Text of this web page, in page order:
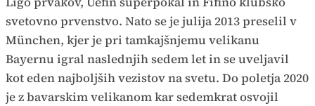
svetovno prvenstvo. Nato se je julija 2013 preselil v
München, kjer je pri tamkajšnjemu velikanu
Bayernu igral naslednjih sedem let in se uveljavil
kot eden najboljših vezistov na svetu. Do poletja 2020
je z bavarskim velikanom kar sedemkrat osvojil